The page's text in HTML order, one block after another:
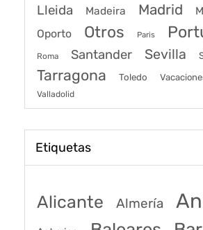
Lleida Madeira Madrid
Oporto Otros Paris
Roma Santander Sevilla
Tarragona Toledo
Valladolid
Etiquetas
Alicante Almería